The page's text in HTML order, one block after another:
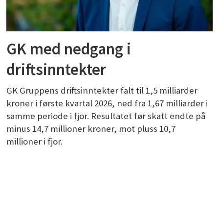
GK med nedgang i
driftsinntekter
GK Gruppens driftsinntekter falt til 1,5 milliarder
kroner i første kvartal 2026, ned fra 1,67 milliarder i
samme periode i fjor. Resultatet før skatt endte på
minus 14,7 millioner kroner, mot pluss 10,7
millioner i fjor.